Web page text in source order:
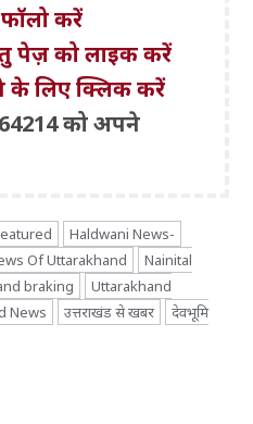
करें
पेज़ को लाइक करें
के लिए क्लिक करें
को अपने
Haldwani News-
Of Uttarakhand
Nainital
braking
Uttarakhand
News उत्तराखंड से खबर
देवभूमि